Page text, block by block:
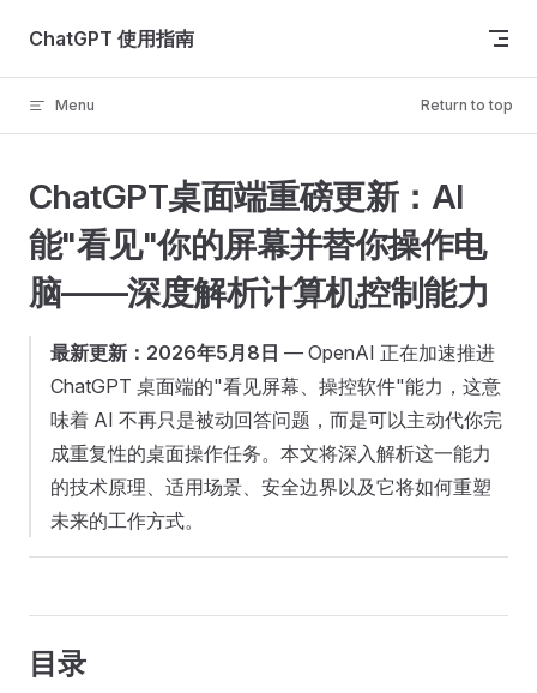
Skip to content
ChatGPT 使用指南
Menu Return to top
ChatGPT桌面端重磅更新：AI
能"看见"你的屏幕并替你操作电
脑——深度解析计算机控制能力
最新更新：2026年5月8日 — OpenAI 正在加速推进
ChatGPT 桌面端的"看见屏幕、操控软件"能力，这意
味着 AI 不再只是被动回答问题，而是可以主动代你完
成重复性的桌面操作任务。本文将深入解析这一能力
的技术原理、适用场景、安全边界以及它将如何重塑
未来的工作方式。
目录